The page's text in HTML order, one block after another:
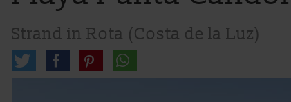
Strand in Rota (Costa de la Luz)